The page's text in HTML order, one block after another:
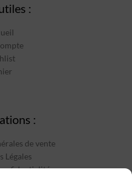
:
:
de vente
Légales